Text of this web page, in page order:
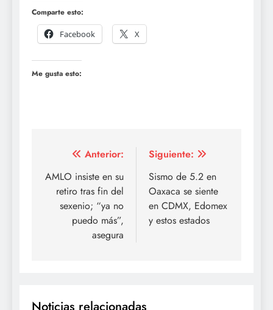
Comparte esto:
Facebook
X
Me gusta esto:
Navegación
de
entradas
Anterior:
AMLO insiste en su
retiro tras fin del
sexenio; “ya no
puedo más”,
asegura
Siguiente:
Sismo de 5.2 en
Oaxaca se siente
en CDMX, Edomex
y estos estados